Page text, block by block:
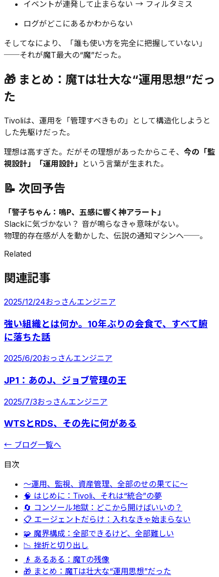
イベントが連発して止まらない → フィルタミス
ログがどこにあるかわからない
そしてなにより、「誰も使い方を完全に把握していない」
──それが魔T最大の“魔”だった。
🎁 まとめ：魔Tは壮大な“運用思想”だっ
た
Tivoliは、運用を「管理すべきもの」として構造化しようと
した先駆けだった。
理想は高すぎた。だがその理想があったからこそ、 今の「監
視設計」「運用設計」
という言葉が生まれた。
📝 次回予告
「警子ちゃん：鳴P、五感に響く神アラート」
Slackに気づかない？ 音が鳴らなきゃ意味がない。
物理的存在感が人を動かした、伝説の通知マシンへ──。
Related
関連記事
2025/12/24おっさんエンジニア
強い組織とは何か。10年ぶりの会食で、すべて腑
に落ちた話
2025/6/20おっさんエンジニア
JP1：あのJ、ジョブ管理の王
2025/7/3おっさんエンジニア
WTSとRDS、その先に何がある
← ブログ一覧へ
目次
〜運用、監視、資産管理、全部のせの果てに〜
🧠 はじめに：Tivoli、それは“統合”の夢
🔄 コンソール地獄：どこから開けばいいの？
📋 エージェントだらけ：入れなきゃ始まらない
🧩 魔界構成：全部できるけど、全部難しい
📉 挫折と切り出し
👴 あるある：魔Tの残像
🎁 まとめ：魔Tは壮大な“運用思想”だった